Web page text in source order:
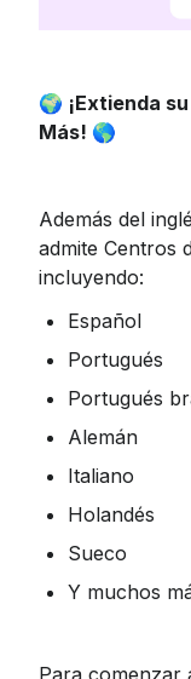
🌍 ¡Extienda
Más! 🌎
Además del
admite Centros
incluyendo:
Español
Portugués
Portugués
Alemán
Italiano
Holandés
Sueco
Y muchos